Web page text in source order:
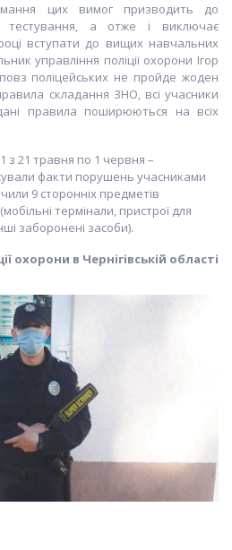
цих вимог призводить до
тестування, а отже і виключає
вступати до вищих навчальних
управління поліції охорони Ігор
поліцейських не пройде жоден
складання ЗНО, всі учасники
правила поширюються на всіх
з 21 травня по 1 червня –
факти порушень учасниками
9 сторонніх предметів
термінали, пристрої для
заборонені засоби).
охорони в Чернігівській області